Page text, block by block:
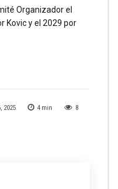
2025 4 min 8
Organizador el
Kovic y el 2029 por